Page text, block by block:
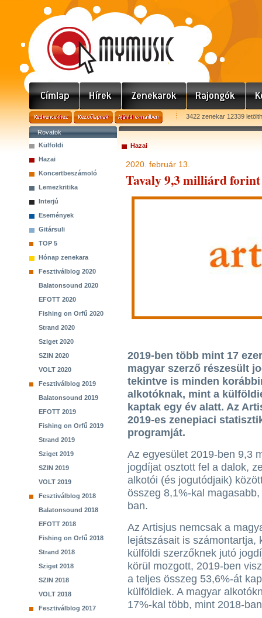
3422 zenekar 12339
Rovatok
Külföldi
Hazai
Koncertbeszámoló
Lemezkritika
Interjú
Események
Gitársuli
TOP 5
Hónap zenekara
Fesztiválblog 2020
Balatonsound 2020
EFOTT 2020
Fishing on Orfű 2020
Strand 2020
Sziget 2020
SZIN 2020
VOLT 2020
Fesztiválblog 2019
Balatonsound 2019
EFOTT 2019
Fishing on Orfű 2019
Strand 2019
Sziget 2019
SZIN 2019
VOLT 2019
Fesztiválblog 2018
Balatonsound 2018
EFOTT 2018
Fishing on Orfű 2018
Strand 2018
Sziget 2018
SZIN 2018
VOLT 2018
Fesztiválblog 2017
Hazai
2020. február 13.
Tavaly 9,3 milliárd
2019-ben több mint 17
magyar szerző részesült
tekintve is minden
alkotóknak, mint a
kaptak egy év alatt. Az
2019-es zenepiaci
programját.
Az egyesület 2019-ben 9,3
jogdíjat osztott fel a dalok,
alkotói (és jogutódjaik)
összeg 8,1%-kal
ban.
Az Artisjus nemcsak a
lejátszásait is számontartja,
külföldi szerzőknek jutó
körül mozgott, 2019-ben
a teljes összeg 53,6%-át
külföldiek. A magyar
17%-kal több, mint 2018-